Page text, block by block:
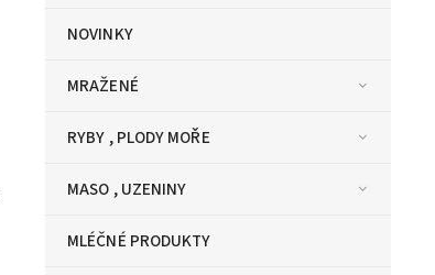
NOVINKY
MRAŽENÉ
RYBY , PLODY MOŘE
MASO , UZENINY
MLÉČNÉ PRODUKTY